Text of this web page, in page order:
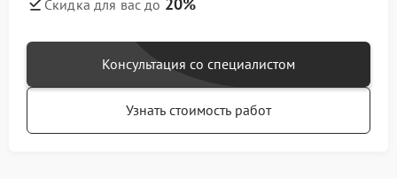
Скидка для вас до 20%
Консультация со специалистом
Узнать стоимость работ